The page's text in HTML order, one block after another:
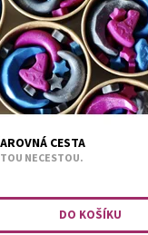
CESTA
NECESTOU.